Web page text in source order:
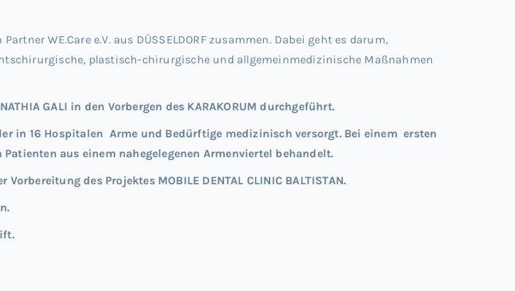
WE.Care e.V. aus DÜSSELDORF zusammen. Dabei geht es darum,
plastisch-chirurgische und allgemeinmedizinische Maßnahmen
GALI in den Vorbergen des KARAKORUM durchgeführt.
in 16 Hospitalen Arme und Bedürftige medizinisch versorgt. Bei einem ersten
Patienten aus einem nahegelegenen Armenviertel behandelt.
des Projektes MOBILE DENTAL CLINIC BALTISTAN.